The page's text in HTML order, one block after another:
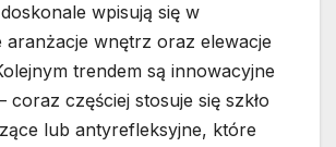
wpisują się w
aranżacje wnętrz oraz elewacje
trendem są innowacyjne
coraz częściej stosuje się szkło
lub antyrefleksyjne, które